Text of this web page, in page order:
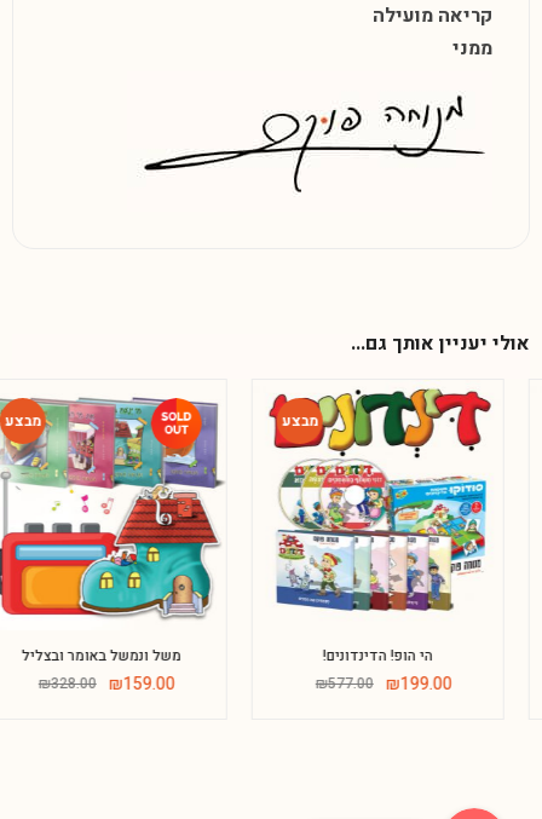
קריאה מועילה
ממני
אולי יעניין אותך גם...
-52%
משל ונמשל באומר ובצליל
₪328.00 ₪159.00
-66%
הי הופ! הדינדונים!
₪577.00 ₪199.00